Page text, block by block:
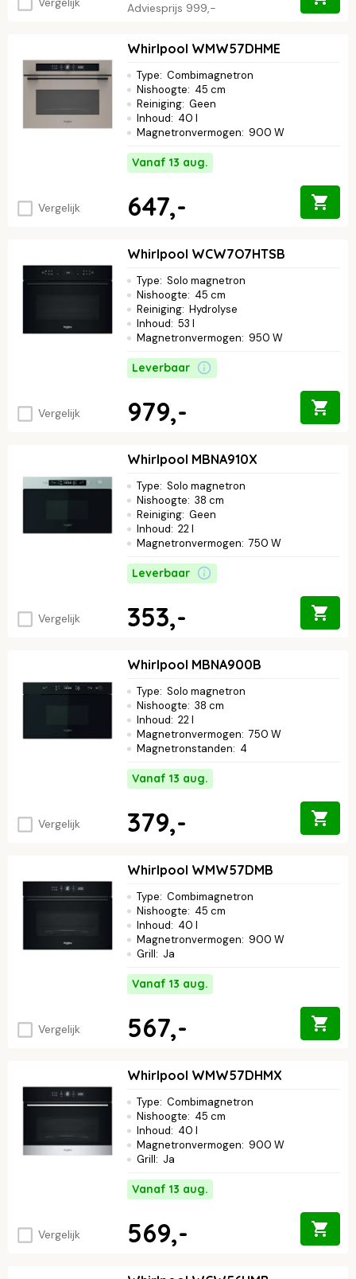
Adviesprijs 999,-
Vergelijk
Whirlpool WMW57DHME
Type: Combimagnetron
Nishoogte: 45 cm
Reiniging: Geen
Inhoud: 40 l
Magnetronvermogen: 900 W
Vanaf 13 aug.
647,-
Vergelijk
Whirlpool WCW7O7HTSB
Type: Solo magnetron
Nishoogte: 45 cm
Reiniging: Hydrolyse
Inhoud: 53 l
Magnetronvermogen: 950 W
Leverbaar
979,-
Vergelijk
Whirlpool MBNA910X
Type: Solo magnetron
Nishoogte: 38 cm
Reiniging: Geen
Inhoud: 22 l
Magnetronvermogen: 750 W
Leverbaar
353,-
Vergelijk
Whirlpool MBNA900B
Type: Solo magnetron
Nishoogte: 38 cm
Inhoud: 22 l
Magnetronvermogen: 750 W
Magnetronstanden: 4
Vanaf 13 aug.
379,-
Vergelijk
Whirlpool WMW57DMB
Type: Combimagnetron
Nishoogte: 45 cm
Inhoud: 40 l
Magnetronvermogen: 900 W
Grill: Ja
Vanaf 13 aug.
567,-
Vergelijk
Whirlpool WMW57DHMX
Type: Combimagnetron
Nishoogte: 45 cm
Inhoud: 40 l
Magnetronvermogen: 900 W
Grill: Ja
Vanaf 13 aug.
569,-